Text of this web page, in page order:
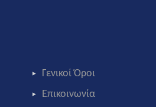
Γενικοί Όροι
Επικοινωνία